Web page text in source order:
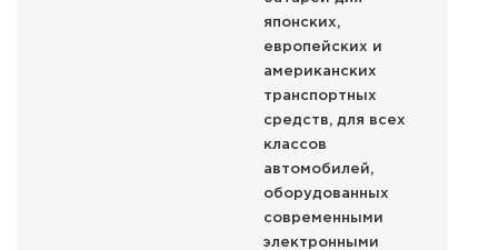
японских,
европейских и
американских
транспортных
средств, для всех
классов
автомобилей,
оборудованных
современными
электронными